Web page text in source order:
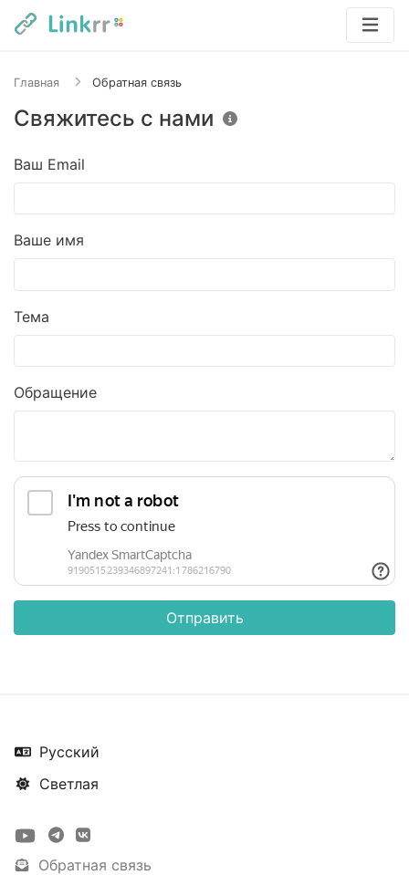
Главная Обратная связь
Свяжитесь с нами
Ваш Email
Ваше имя
Тема
Обращение
Отправить
Русский
Светлая
Обратная связь